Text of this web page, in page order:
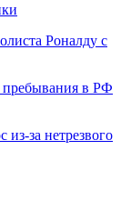
Роналду с
пребывания в РФ
за нетрезвого